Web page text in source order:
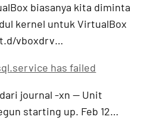
biasanya kita diminta
kernel untuk VirtualBox
vboxdrv…
has failed
journal -xn -- Unit
starting up. Feb 12…